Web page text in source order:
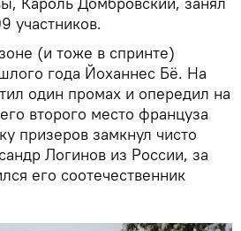
участников.
(и тоже в спринте)
года Йоханнес Бё. На
один промах и опередил на
второго место француза
призеров замкнул чисто
Логинов из России, за
его соотечественник